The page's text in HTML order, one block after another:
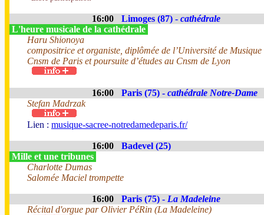
16:00 Limoges (87) - cathédrale
L'heure musicale de la cathédrale
Haru Shionoya
compositrice et organiste, diplômée de l’Université de Musique
Cnsm de Paris et poursuite d’études au Cnsm de Lyon
16:00 Paris (75) - cathédrale Notre-Dame
Stefan Madrzak
Lien : musique-sacree-notredamedeparis.fr/
16:00
Badevel (25)
Mille et une tribunes
Charlotte Dumas
Salomée Maciel trompette
16:00 Paris (75) - La Madeleine
Récital d'orgue par Olivier PéRin (La Madeleine)